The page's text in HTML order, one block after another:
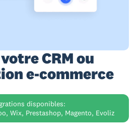
CRM ou
e-commerce
disponibles:
Wix, Prestashop, Magento, Evoliz